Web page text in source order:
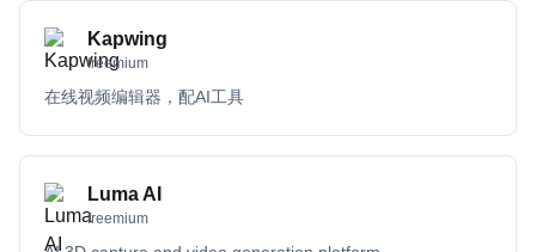
Kapwing
freemium
在线视频编辑器，配AI工具
Luma AI
freemium